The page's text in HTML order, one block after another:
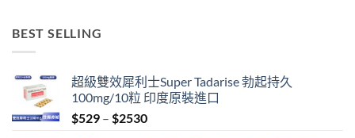
BEST SELLING
超級雙效犀利士Super Tadarise 勃起持久
100mg/10粒 印度原裝進口
$529 – $2530Price